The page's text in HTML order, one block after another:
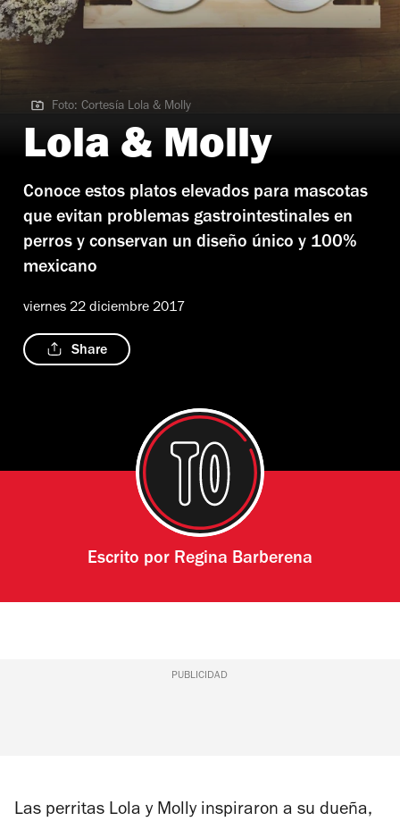
Foto: Cortesía Lola & Molly
Foto: Cortesía Lola & Molly
Lola & Molly
Conoce estos platos elevados para mascotas
que evitan problemas gastrointestinales en
perros y conservan un diseño único y 100%
mexicano
viernes 22 diciembre 2017
Share
Escrito por Regina Barberena
PUBLICIDAD
Las perritas Lola y Molly inspiraron a su dueña,